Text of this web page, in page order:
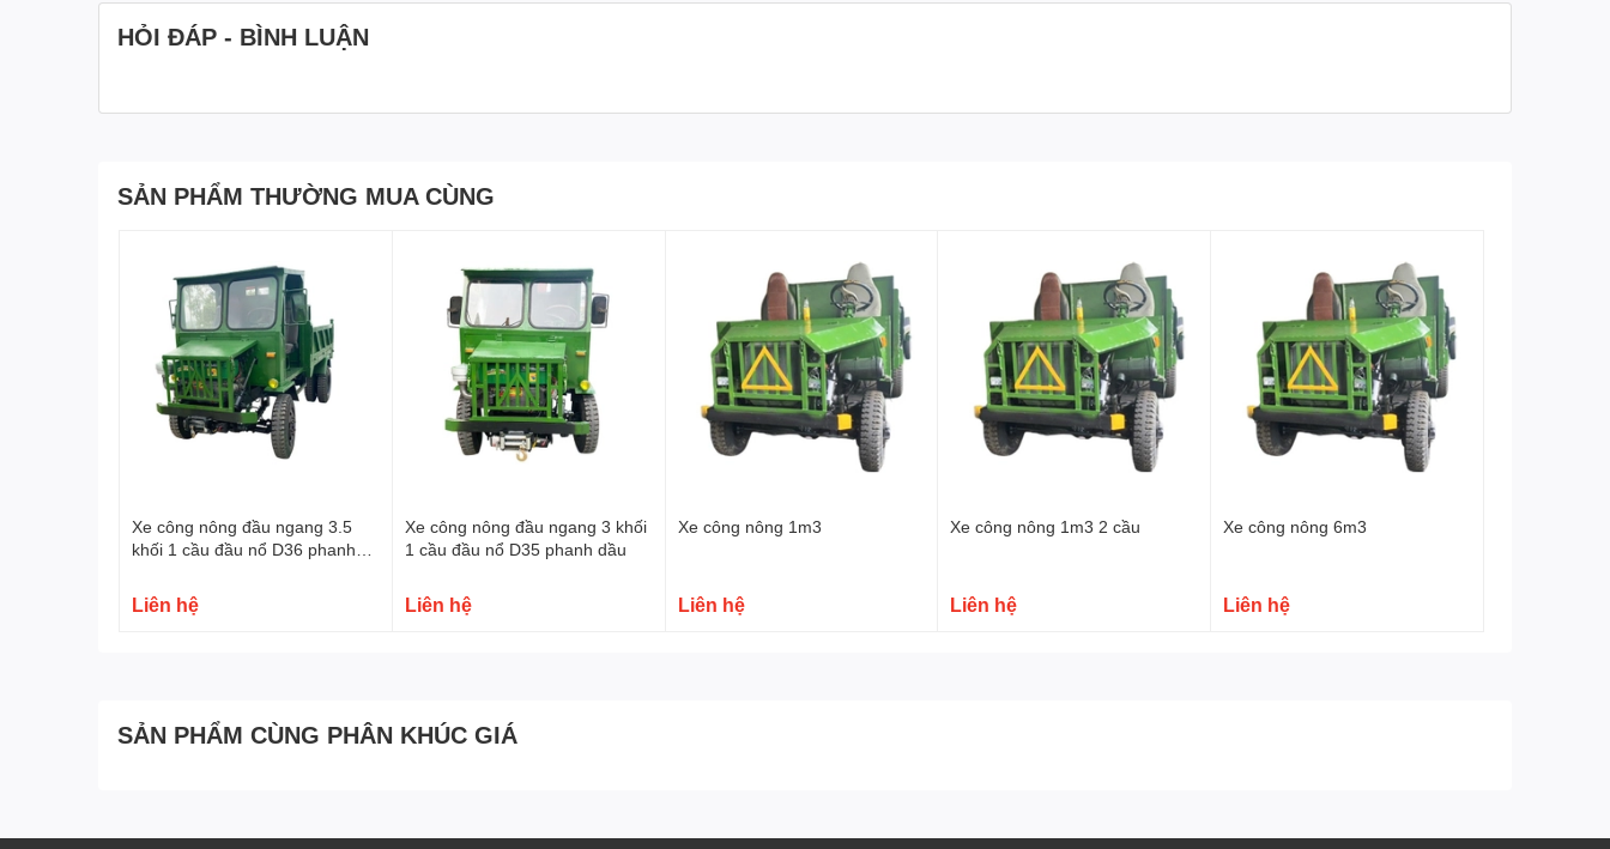
Tôn thành 3 ly
Hệ thống lái Trợ lực lái
Hệ thống phanh Phanh tay + Phanh hơi 4 bánh
HỎI ĐÁP - BÌNH LUẬN
SẢN PHẨM THƯỜNG MUA CÙNG
Xe công nông đầu ngang 3.5
khối 1 cầu đầu nổ D36 phanh
Liên hệ
Xe công nông đầu ngang 3 khối
1 cầu đầu nổ D35 phanh dầu
Liên hệ
Xe công nông 1m3
Liên hệ
Xe công nông 1m3 2 cầu
Liên hệ
Xe công nông 6m3
Liên hệ
SẢN PHẨM CÙNG PHÂN KHÚC GIÁ